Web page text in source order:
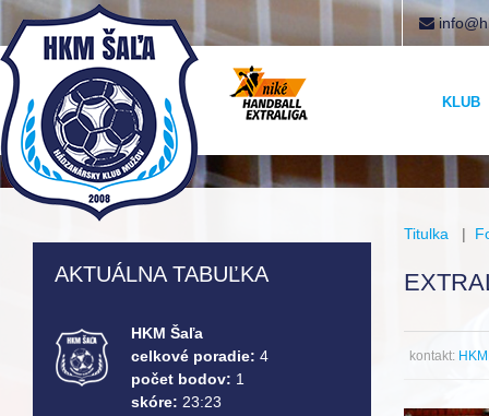
KLUB
Titulka |
kontakt:
AKTUÁLNA TABUĽKA
HKM Šaľa
celkové poradie: 4
počet bodov: 1
skóre: 23:23